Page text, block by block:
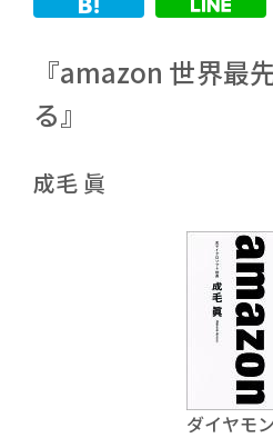
『amazon 世界最
る』
成毛 眞
ダイヤモ